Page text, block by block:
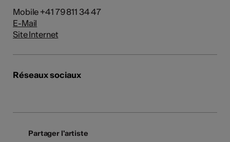
Mobile +41 79 811 34 47
E-Mail
Site Internet
Réseaux sociaux
Partager l'artiste